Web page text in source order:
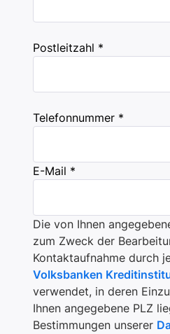
Postleitzahl *
Telefonnummer *
E-Mail *
Die von Ihnen
zum Zweck der
Kontaktaufnahme durch
Volksbanken
verwendet, in deren
Ihnen angegebene PLZ
Bestimmungen unserer